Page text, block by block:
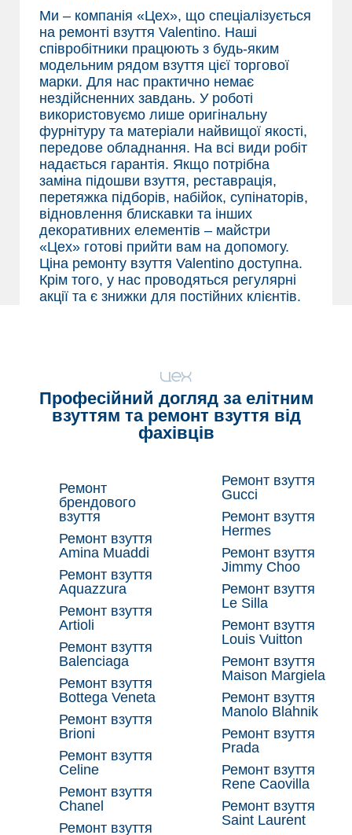
Ми – компанія «Цех», що спеціалізується
на ремонті взуття Valentino. Наші
співробітники працюють з будь-яким
модельним рядом взуття цієї торгової
марки. Для нас практично немає
нездійсненних завдань. У роботі
використовуємо лише оригінальну
фурнітуру та матеріали найвищої якості,
передове обладнання. На всі види робіт
надається гарантія. Якщо потрібна
заміна підошви взуття, реставрація,
перетяжка підборів, набійок, супінаторів,
відновлення блискавки та інших
декоративних елементів – майстри
«Цех» готові прийти вам на допомогу.
Ціна ремонту взуття Valentino доступна.
Крім того, у нас проводяться регулярні
акції та є знижки для постійних клієнтів.
Професійний догляд за елітним
взуттям та ремонт взуття від
фахівців
Ремонт
брендового
взуття
Ремонт взуття
Amina Muaddi
Ремонт взуття
Aquazzura
Ремонт взуття
Artioli
Ремонт взуття
Balenciaga
Ремонт взуття
Bottega Veneta
Ремонт взуття
Brioni
Ремонт взуття
Celine
Ремонт взуття
Chanel
Ремонт взуття
Ремонт взуття
Gucci
Ремонт взуття
Hermes
Ремонт взуття
Jimmy Choo
Ремонт взуття
Le Silla
Ремонт взуття
Louis Vuitton
Ремонт взуття
Maison Margiela
Ремонт взуття
Manolo Blahnik
Ремонт взуття
Prada
Ремонт взуття
Rene Caovilla
Ремонт взуття
Saint Laurent